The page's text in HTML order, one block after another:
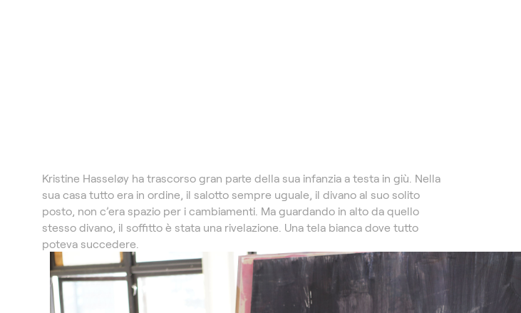
Kristine Hasseløy ha trascorso gran parte della sua infanzia a testa in giù. Nella
sua casa tutto era in ordine, il salotto sempre uguale, il divano al suo solito
posto, non c’era spazio per i cambiamenti. Ma guardando in alto da quello
stesso divano, il soffitto è stata una rivelazione. Una tela bianca dove tutto
poteva succedere.